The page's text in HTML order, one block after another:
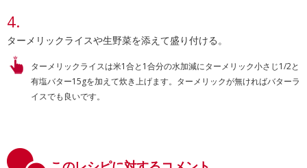
ターメリックライスや生野菜を添えて盛り付ける。
ターメリックライスは米1合と1合分の水加減にターメリック小さじ1/2と
有塩バター15gを加えて炊き上げます。ターメリックが無ければバターラ
イスでも良いです。